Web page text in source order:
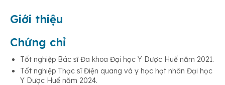
Giới thiệu
Chứng chỉ
Tốt nghiệp Bác sĩ Đa khoa Đại học Y Dược Huế năm 2021.
Tốt nghiệp Thạc sĩ Điện quang và y học hạt nhân Đại học
Y Dược Huế năm 2024.